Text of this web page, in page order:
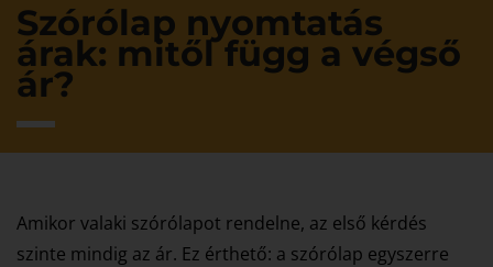
Szórólap nyomtatás
árak: mitől függ a végső
ár?
Amikor valaki szórólapot rendelne, az első kérdés
szinte mindig az ár. Ez érthető: a szórólap egyszerre